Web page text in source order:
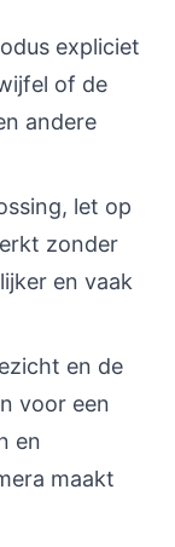
expliciet
of de
andere
let op
zonder
en vaak
en de
voor een
en
maakt